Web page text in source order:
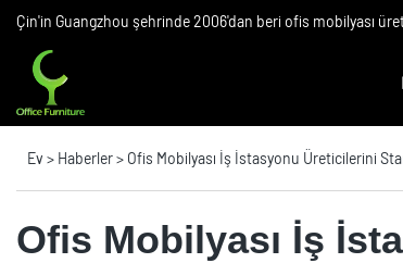
Çin'in Guangzhou şehrinde 2006'dan beri ofis mobilyası
Ev > Haberler> Ofis Mobilyası İş İstasyonu Üreticilerini
Ofis Mobilyası İş